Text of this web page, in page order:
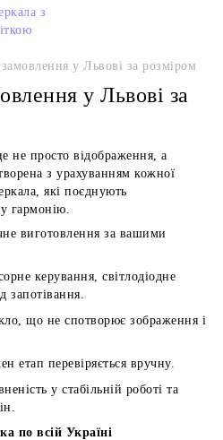
у Львові за розміром
у Львові за
не просто відображення, а
з урахуванням кожної
які поєднують
гармонію.
виготовлення за вашими
керування, світлодіодне
запотівання.
що не спотворює зображення і
етап перевіряється вручну.
у стабільній роботі та
по всій Україні